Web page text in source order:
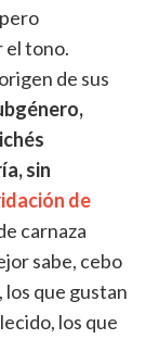
tono.
de sus
sin
de
carnaza
sabe, cebo
los que gustan
los que